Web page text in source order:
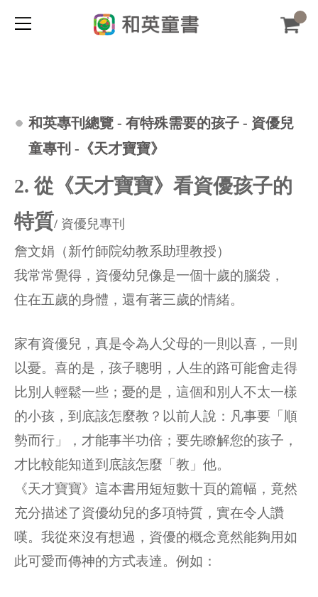
和英專刊總覽 - 有特殊需要的孩子 - 資優兒
童專刊 -《天才寶寶》
2. 從《天才寶寶》看資優孩子的
特質/ 資優兒專刊
詹文娟（新竹師院幼教系助理教授）
我常常覺得，資優幼兒像是一個十歲的腦袋，
住在五歲的身體，還有著三歲的情緒。
家有資優兒，真是令為人父母的一則以喜，一則
以憂。喜的是，孩子聰明，人生的路可能會走得
比別人輕鬆一些；憂的是，這個和別人不太一樣
的小孩，到底該怎麼教？以前人說：凡事要「順
勢而行」，才能事半功倍；要先瞭解您的孩子，
才比較能知道到底該怎麼「教」他。
《天才寶寶》這本書用短短數十頁的篇幅，竟然
充分描述了資優幼兒的多項特質，實在令人讚
嘆。我從來沒有想過，資優的概念竟然能夠用如
此可愛而傳神的方式表達。例如：